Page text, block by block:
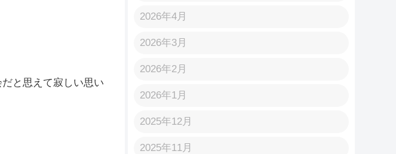
と思えて寂しい思い
2026年4月
2026年3月
2026年2月
2026年1月
2025年12月
2025年11月